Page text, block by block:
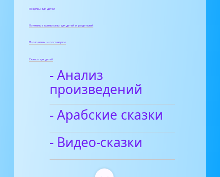
Поделки для детей
Полезные материалы для детей и родителей
Пословицы и поговорки
Сказки для детей
- Анализ
произведений
- Арабские сказки
- Видео-сказки